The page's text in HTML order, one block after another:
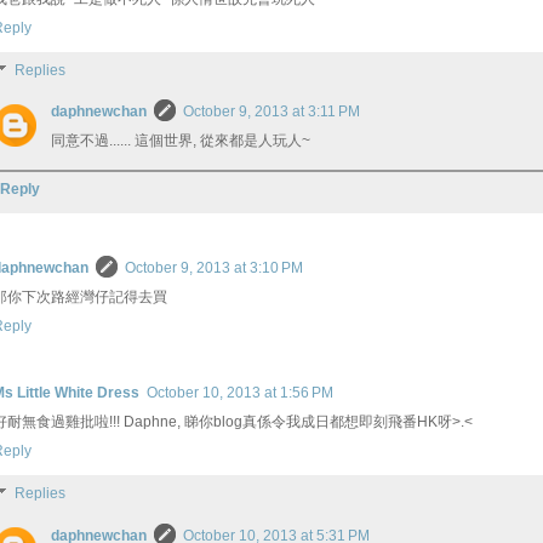
Replies
daphnewchan
October 9, 2013 at 3:11 PM
同意不過...... 這個世界, 從來都是人玩人~
Reply
October 9, 2013 at 3:10 PM
你下次路經灣仔記得去買
Little White Dress October 10, 2013 at 1:56 PM
耐無食過雞批啦!!! Daphne, 睇你blog真係令我成日都想即刻飛番HK呀>.<
Replies
daphnewchan October 10, 2013 at 5:31 PM